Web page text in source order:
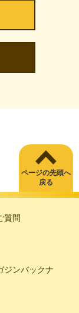
ページの先頭へ
戻る
質問
ジンバックナ